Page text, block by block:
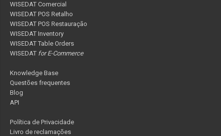
WISEDAT Comercial
WISEDAT POS Retalho
WISEDAT POS Restauração
WISEDAT Inventory
WISEDAT Table Orders
WISEDAT for E-Commerce
Knowledge Base
Questões frequentes
Blog
API
Política de Privacidade
Livro de reclamações